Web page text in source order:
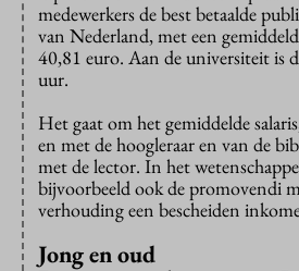
medewerkers de best betaalde
van Nederland, met een
40,81 euro. Aan de universiteit is
uur.
Het gaat om het gemiddelde
en met de hoogleraar en van de
met de lector. In het
bijvoorbeeld ook de promovendi
verhouding een bescheiden
Jong en oud